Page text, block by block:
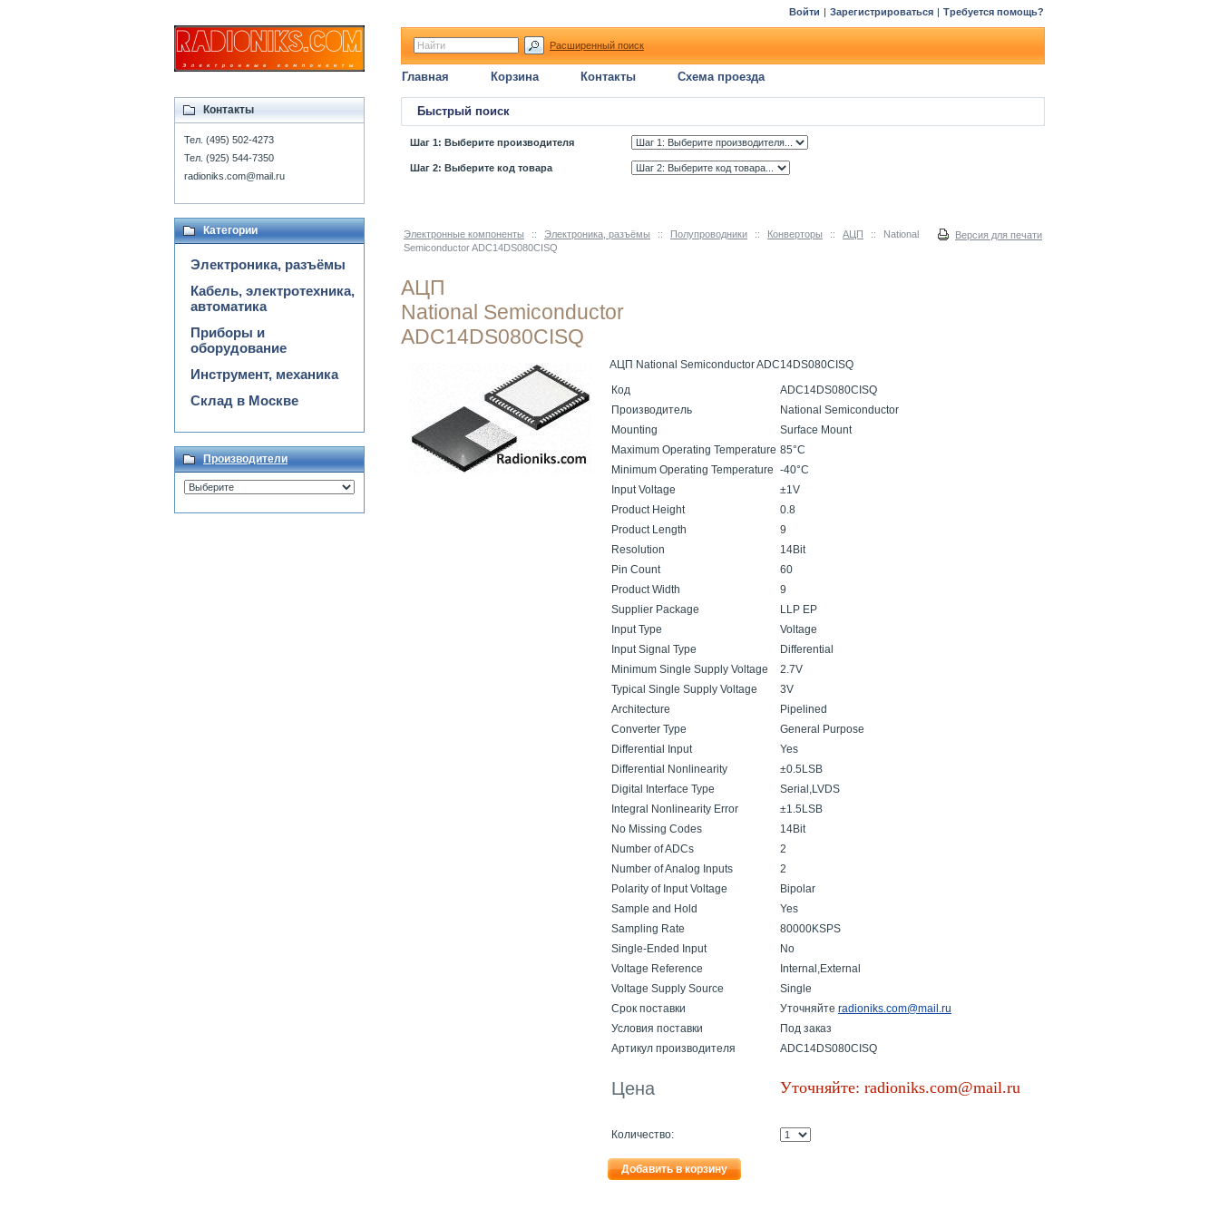
Быстрый поиск
Шаг 1: Выберите производителя
Шаг 2: Выберите код товара
Электронные компоненты :: Электроника, разъёмы :: Полупроводники :: Конверторы :: АЦП ::
National
Semiconductor ADC14DS080CISQ
Версия для печати
АЦП
National Semiconductor
ADC14DS080CISQ
АЦП National Semiconductor ADC14DS080CISQ
Код
ADC14DS080CISQ
Производитель
National Semiconductor
Mounting
Surface Mount
Maximum Operating Temperature 85°C
Minimum Operating Temperature -40°C
Input Voltage
±1V
Product Height
0.8
Product Length
9
Resolution
14Bit
Pin Count
60
Product Width
9
Supplier Package
LLP EP
Input Type
Voltage
Input Signal Type
Differential
Minimum Single Supply Voltage
2.7V
Typical Single Supply Voltage
3V
Architecture
Pipelined
Converter Type
General Purpose
Differential Input
Yes
Differential Nonlinearity
±0.5LSB
Digital Interface Type
Serial,LVDS
Integral Nonlinearity Error
±1.5LSB
No Missing Codes
14Bit
Number of ADCs
2
Number of Analog Inputs
2
Polarity of Input Voltage
Bipolar
Sample and Hold
Yes
Sampling Rate
80000KSPS
Single-Ended Input
No
Voltage Reference
Internal,External
Voltage Supply Source
Single
Cрок поставки
Уточняйте radioniks.com@mail.ru
Условия поставки
Под заказ
Артикул производителя
ADC14DS080CISQ
Цена Уточняйте: radioniks.com@mail.ru
Количество:
Добавить в корзину
Контакты
Тел. (495) 502-4273
Тел. (925) 544-7350
radioniks.com@mail.ru
Категории
Электроника, разъёмы
Кабель, электротехника,
автоматика
Приборы и
оборудование
Инструмент, механика
Склад в Москве
Производители
Войти | Зарегистрироваться | Требуется помощь?
Расширенный поиск
Главная Корзина Контакты Схема проезда